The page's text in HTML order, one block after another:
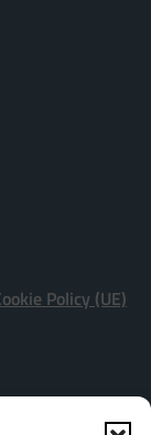
Policy (UE)